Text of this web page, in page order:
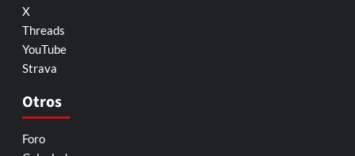
X
Threads
YouTube
Strava
Otros
Foro